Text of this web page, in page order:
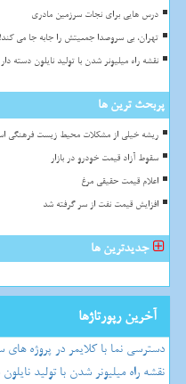
درس هایی برای نجات سرزمین مادری
تهران، بی سروصدا جمعیتش را جابه جا می کند!
نقشه راه میلیونر شدن با تولید نایلون دسته دار
پربحث ترین ها
ریشه خیلی از مشکلات محیط زیست فرهنگی
سقوط آزاد قیمت خودرو در بازار
اعلام قیمت حقیقی مرغ
افزایش قیمت نفت از سر گرفته شد
جدیدترین ها
آخرین رپورتاژها
دسترسی نما با کلایمر در پروژه های
نقشه راه میلیونر شدن با تولید